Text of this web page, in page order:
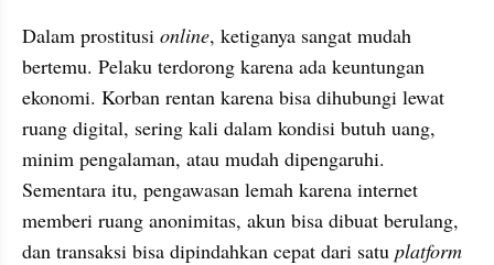
Dalam prostitusi online, ketiganya sangat mudah
bertemu. Pelaku terdorong karena ada keuntungan
ekonomi. Korban rentan karena bisa dihubungi lewat
ruang digital, sering kali dalam kondisi butuh uang,
minim pengalaman, atau mudah dipengaruhi.
Sementara itu, pengawasan lemah karena internet
memberi ruang anonimitas, akun bisa dibuat berulang,
dan transaksi bisa dipindahkan cepat dari satu platform